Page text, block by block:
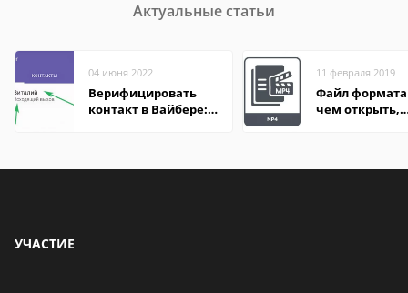
Актуальные статьи
04 июня 2022
Верифицировать
контакт в Вайбере:
11 февраля 2019
Файл формата
чем открыть,
УЧАСТИЕ